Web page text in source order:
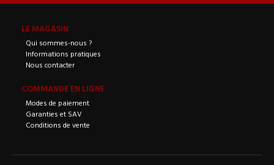
LE MAGASIN
Qui sommes-nous ?
Informations pratiques
Nous contacter
COMMANDE EN LIGNE
Modes de paiement
Garanties et SAV
Conditions de vente